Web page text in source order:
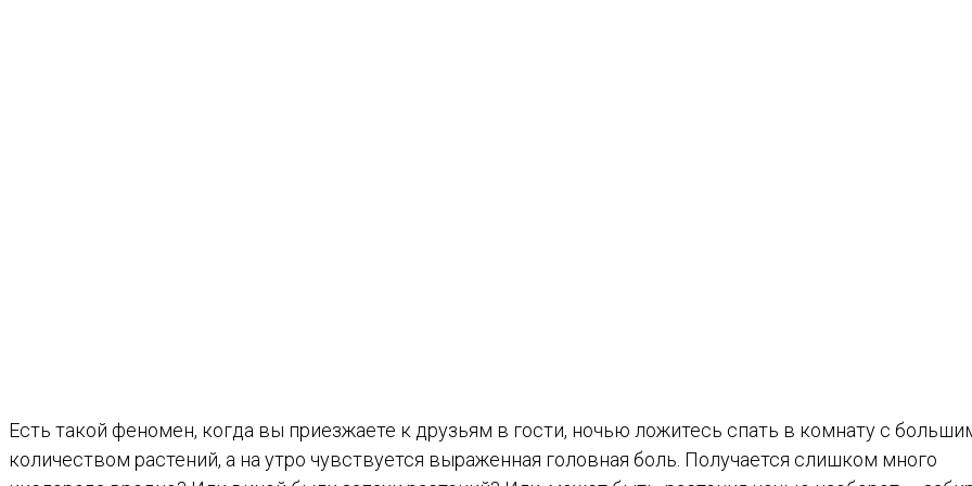
Есть такой феномен, когда вы приезжаете к друзьям в гости, ночью ложитесь спать в комнату с
количеством растений, а на утро чувствуется выраженная головная боль. Получается слишком много